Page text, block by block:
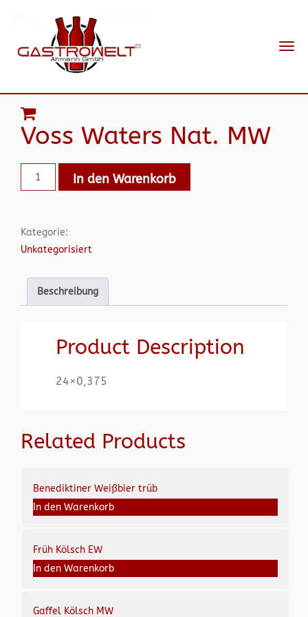
Voss Waters Nat. MW
In den Warenkorb
Kategorie:
Unkategorisiert
Beschreibung
Product Description
24×0,375
Related Products
Benediktiner Weißbier trüb
In den Warenkorb
Früh Kölsch EW
In den Warenkorb
Gaffel Kölsch MW